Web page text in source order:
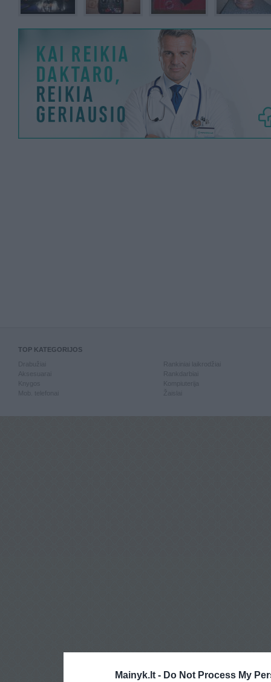
Mainyk.lt - Do Not Process My
TOP KATEGORIJOS
Knygos
Mob. telefonai
Kompiuterija
Žaislai